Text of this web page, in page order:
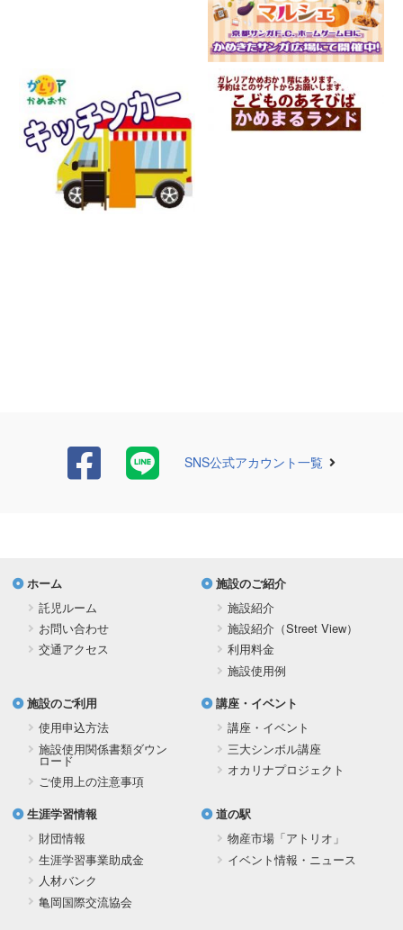
SNS公式アカウント一覧
ホーム
託児ルーム
お問い合わせ
交通アクセス
施設のご紹介
施設紹介
施設紹介（Street View）
利用料金
施設使用例
施設のご利用
使用申込方法
施設使用関係書類ダウン
ロード
ご使用上の注意事項
講座・イベント
講座・イベント
三大シンボル講座
オカリナプロジェクト
生涯学習情報
財団情報
生涯学習事業助成金
人材バンク
亀岡国際交流協会
道の駅
物産市場「アトリオ」
イベント情報・ニュース